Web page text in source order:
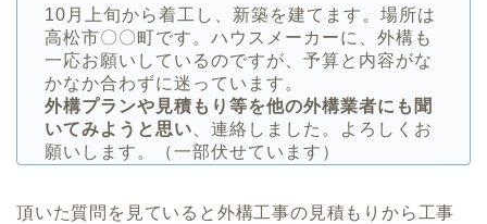
10月上旬から着工し、新築を建てます。場所は
高松市〇〇町です。ハウスメーカーに、外構も
一応お願いしているのですが、予算と内容がな
かなか合わずに迷っています。
外構プランや見積もり等を他の外構業者にも聞
いてみようと思い 、連絡しました。よろしくお
願いします。（一部伏せています）
頂いた質問を見ていると外構工事の見積もりから工事